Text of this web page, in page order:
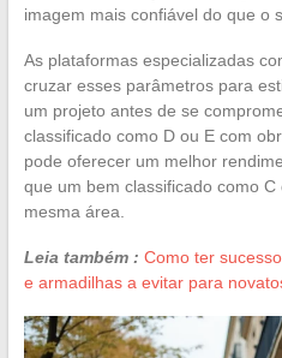
imagem mais confiável do que o
As plataformas especializadas
cruzar esses parâmetros para
um projeto antes de se
classificado como D ou E com
pode oferecer um melhor
que um bem classificado como
mesma área.
Leia também : Como ter
e armadilhas a evitar para